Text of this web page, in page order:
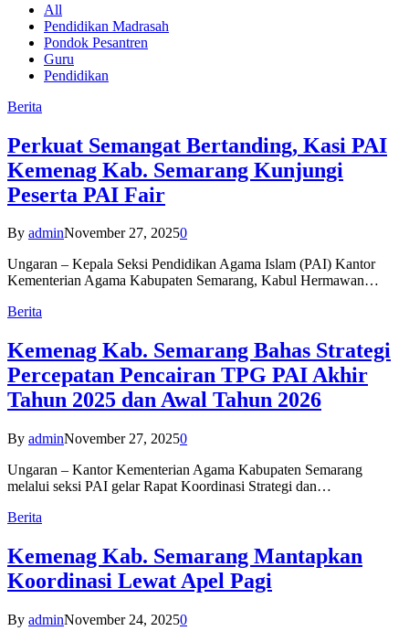
All
Pendidikan Madrasah
Pondok Pesantren
Guru
Pendidikan
Berita
Perkuat Semangat Bertanding, Kasi PAI
Kemenag Kab. Semarang Kunjungi
Peserta PAI Fair
By adminNovember 27, 20250
Ungaran – Kepala Seksi Pendidikan Agama Islam (PAI) Kantor
Kementerian Agama Kabupaten Semarang, Kabul Hermawan…
Berita
Kemenag Kab. Semarang Bahas Strategi
Percepatan Pencairan TPG PAI Akhir
Tahun 2025 dan Awal Tahun 2026
By adminNovember 27, 20250
Ungaran – Kantor Kementerian Agama Kabupaten Semarang
melalui seksi PAI gelar Rapat Koordinasi Strategi dan…
Berita
Kemenag Kab. Semarang Mantapkan
Koordinasi Lewat Apel Pagi
By adminNovember 24, 20250